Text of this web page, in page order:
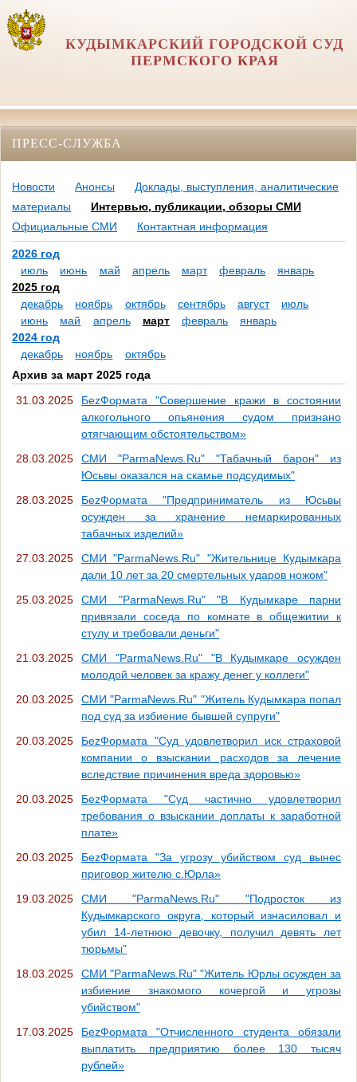
КУДЫМКАРСКИЙ ГОРОДСКОЙ СУД
ПЕРМСКОГО КРАЯ
ПРЕСС-СЛУЖБА
Новости Анонсы
Доклады, выступления, аналитические
материалы
Интервью, публикации, обзоры СМИ
Официальные СМИ
Контактная информация
2026 год
июль
июнь май апрель март февраль
январь
2025 год
декабрь
ноябрь октябрь сентябрь август
июль
июнь
май апрель март февраль
январь
2024 год
декабрь
ноябрь
октябрь
Архив за март 2025 года
31.03.2025
БеzФормата "Совершение кражи в состоянии
алкогольного опьянения судом признано
отягчающим обстоятельством»
28.03.2025
СМИ "ParmaNews.Ru" "Табачный барон" из
Юсьвы оказался на скамье подсудимых"
28.03.2025
БеzФормата "Предприниматель из Юсьвы
осужден за хранение немаркированных
табачных изделий»
27.03.2025
СМИ "ParmaNews.Ru" "Жительнице Кудымкара
дали 10 лет за 20 смертельных ударов ножом"
25.03.2025
СМИ "ParmaNews.Ru" "В Кудымкаре парни
привязали соседа по комнате в общежитии к
стулу и требовали деньги"
21.03.2025
СМИ "ParmaNews.Ru" "В Кудымкаре осужден
молодой человек за кражу денег у коллеги"
20.03.2025
СМИ "ParmaNews.Ru" "Житель Кудымкара попал
под суд за избиение бывшей супруги"
20.03.2025
БеzФормата "Суд удовлетворил иск страховой
компании о взыскании расходов за лечение
вследствие причинения вреда здоровью»
20.03.2025
БеzФормата "Суд частично удовлетворил
требования о взыскании доплаты к заработной
плате»
20.03.2025
БеzФормата "За угрозу убийством суд вынес
приговор жителю с.Юрла»
19.03.2025
СМИ "ParmaNews.Ru" "Подросток из
Кудымкарского округа, который изнасиловал и
убил 14-летнюю девочку, получил девять лет
тюрьмы"
18.03.2025
СМИ "ParmaNews.Ru" "Житель Юрлы осужден за
избиение знакомого кочергой и угрозы
убийством"
17.03.2025
БеzФормата "Отчисленного студента обязали
выплатить предприятию более 130 тысяч
рублей»